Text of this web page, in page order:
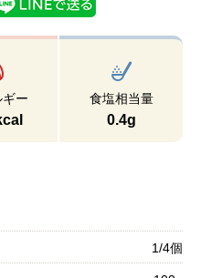
ー 食塩相当量
0.4g
1/4個